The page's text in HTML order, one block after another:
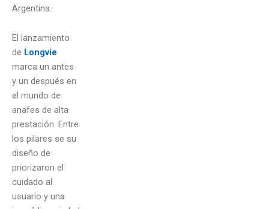
Argentina.
El lanzamiento
de Longvie
marca un antes
y un después en
el mundo de
anafes de alta
prestación. Entre
los pilares se su
diseño de
priorizaron el
cuidado al
usuario y una